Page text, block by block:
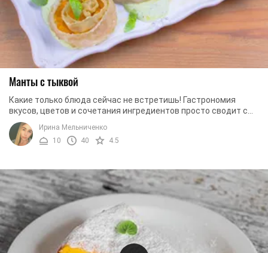
Манты с тыквой
Какие только блюда сейчас не встретишь! Гастрономия
вкусов, цветов и сочетания ингредиентов просто сводит с
ума, и иногда так тяжело опредилиться, ...
Ирина Мельниченко
10
40 4.5